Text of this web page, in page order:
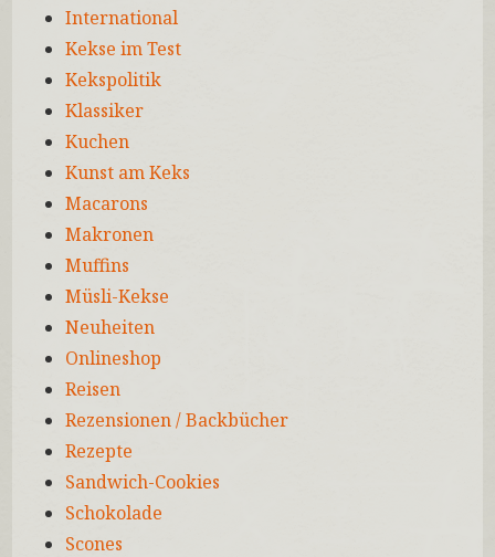
International
Kekse im Test
Kekspolitik
Klassiker
Kuchen
Kunst am Keks
Macarons
Makronen
Muffins
Müsli-Kekse
Neuheiten
Onlineshop
Reisen
Rezensionen / Backbücher
Rezepte
Sandwich-Cookies
Schokolade
Scones